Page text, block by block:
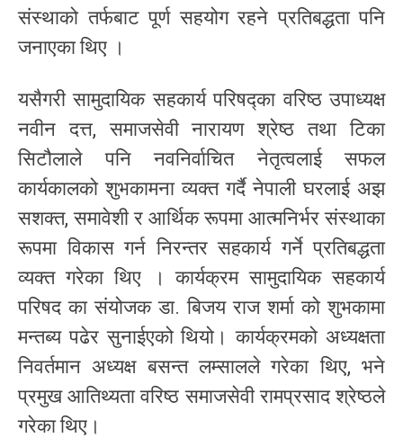
संस्थाको तर्फबाट पूर्ण सहयोग रहने प्रतिबद्धता पनि
जनाएका थिए ।
यसैगरी सामुदायिक सहकार्य परिषद्का वरिष्ठ उपाध्यक्ष
नवीन दत्त, समाजसेवी नारायण श्रेष्ठ तथा टिका
सिटौलाले पनि नवनिर्वाचित नेतृत्वलाई सफल
कार्यकालको शुभकामना व्यक्त गर्दै नेपाली घरलाई अझ
सशक्त, समावेशी र आर्थिक रूपमा आत्मनिर्भर संस्थाका
रूपमा विकास गर्न निरन्तर सहकार्य गर्ने प्रतिबद्धता
व्यक्त गरेका थिए । कार्यक्रम सामुदायिक सहकार्य
परिषद का संयोजक डा. बिजय राज शर्मा को शुभकामा
मन्तब्य पढेर सुनाईएको थियो। कार्यक्रमको अध्यक्षता
निवर्तमान अध्यक्ष बसन्त लम्सालले गरेका थिए, भने
प्रमुख आतिथ्यता वरिष्ठ समाजसेवी रामप्रसाद श्रेष्ठले
गरेका थिए।